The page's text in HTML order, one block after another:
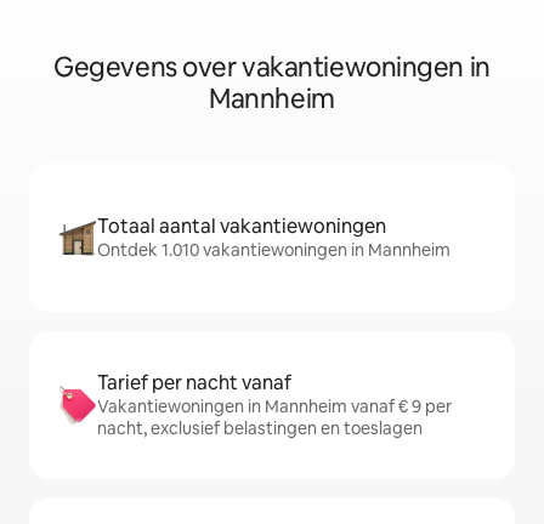
Gegevens over vakantiewoningen in
Mannheim
Totaal aantal vakantiewoningen
Ontdek 1.010 vakantiewoningen in Mannheim
Tarief per nacht vanaf
Vakantiewoningen in Mannheim vanaf € 9 per
nacht, exclusief belastingen en toeslagen